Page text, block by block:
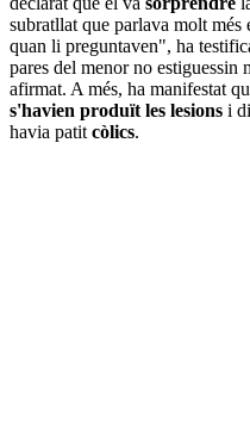
subratllat que parlava molt
quan li preguntaven", ha
pares del menor no estiguessin
afirmat. A més, ha manifestat
s'havien produït les lesions i
havia patit còlics.